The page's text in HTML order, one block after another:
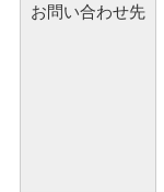
お問い合わせ先